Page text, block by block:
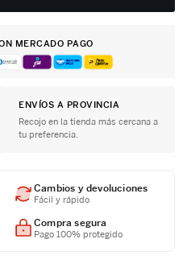
MERCADO PAGO
ENVÍOS A PROVINCIA
Recojo en la tienda más cercana a
tu preferencia.
Cambios y devoluciones
Fácil y rápido
Compra segura
Pago 100% protegido